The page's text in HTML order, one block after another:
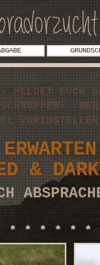
MELDET EUCH
/
& DARK
* * * * * *